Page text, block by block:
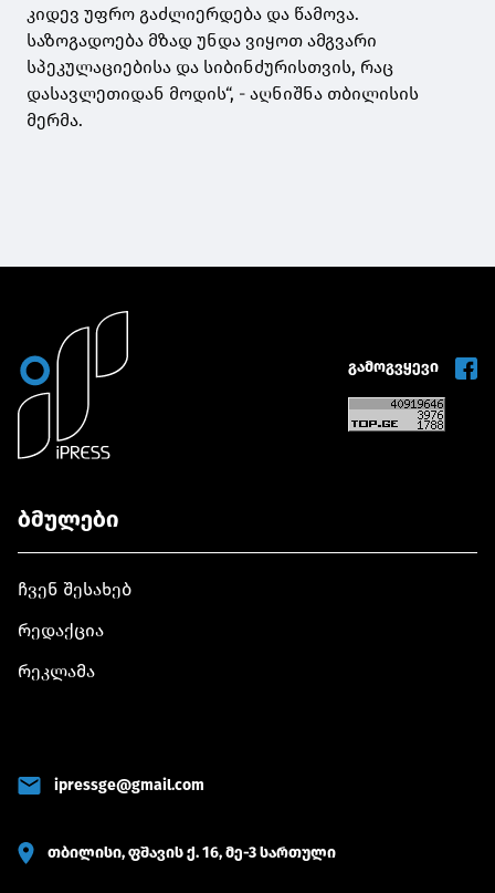
კიდევ უფრო გაძლიერდება და წამოვა.
საზოგადოება მზად უნდა ვიყოთ ამგვარი
სპეკულაციებისა და სიბინძურისთვის, რაც
დასავლეთიდან მოდის“, - აღნიშნა თბილისის
მერმა.
გამოგვყევი
ბმულები
ჩვენ შესახებ
რედაქცია
რეკლამა
ipressge@gmail.com
თბილისი, ფშავის ქ. 16, მე-3 სართული